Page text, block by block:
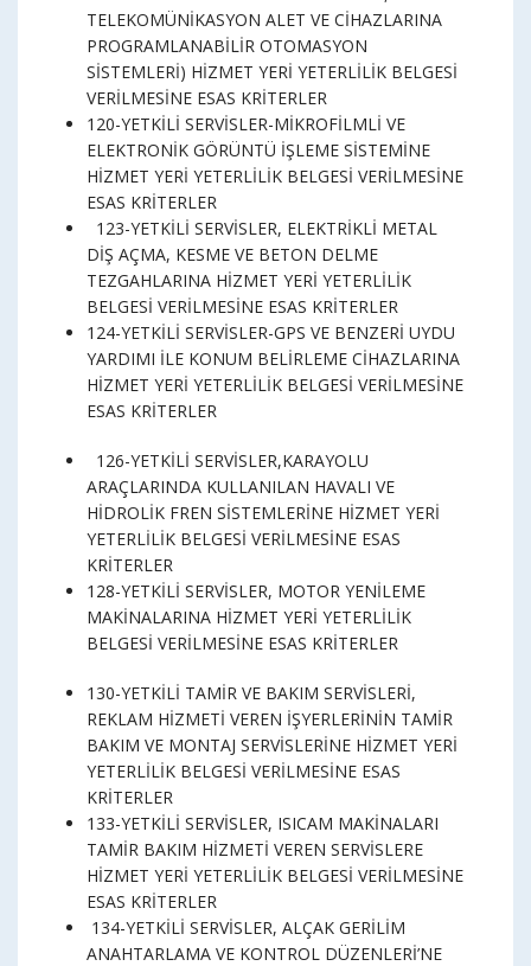
TELEKOMÜNİKASYON ALET VE CİHAZLARINA
PROGRAMLANABİLİR OTOMASYON
SİSTEMLERİ) HİZMET YERİ YETERLİLİK BELGESİ
VERİLMESİNE ESAS KRİTERLER
120-YETKİLİ SERVİSLER-MİKROFİLMLİ VE
ELEKTRONİK GÖRÜNTÜ İŞLEME SİSTEMİNE
HİZMET YERİ YETERLİLİK BELGESİ VERİLMESİNE
ESAS KRİTERLER
123-YETKİLİ SERVİSLER, ELEKTRİKLİ METAL
DİŞ AÇMA, KESME VE BETON DELME
TEZGAHLARINA HİZMET YERİ YETERLİLİK
BELGESİ VERİLMESİNE ESAS KRİTERLER
124-YETKİLİ SERVİSLER-GPS VE BENZERİ UYDU
YARDIMI İLE KONUM BELİRLEME CİHAZLARINA
HİZMET YERİ YETERLİLİK BELGESİ VERİLMESİNE
ESAS KRİTERLER
126-YETKİLİ SERVİSLER,KARAYOLU
ARAÇLARINDA KULLANILAN HAVALI VE
HİDROLİK FREN SİSTEMLERİNE HİZMET YERİ
YETERLİLİK BELGESİ VERİLMESİNE ESAS
KRİTERLER
128-YETKİLİ SERVİSLER, MOTOR YENİLEME
MAKİNALARINA HİZMET YERİ YETERLİLİK
BELGESİ VERİLMESİNE ESAS KRİTERLER
130-YETKİLİ TAMİR VE BAKIM SERVİSLERİ,
REKLAM HİZMETİ VEREN İŞYERLERİNİN TAMİR
BAKIM VE MONTAJ SERVİSLERİNE HİZMET YERİ
YETERLİLİK BELGESİ VERİLMESİNE ESAS
KRİTERLER
133-YETKİLİ SERVİSLER, ISICAM MAKİNALARI
TAMİR BAKIM HİZMETİ VEREN SERVİSLERE
HİZMET YERİ YETERLİLİK BELGESİ VERİLMESİNE
ESAS KRİTERLER
134-YETKİLİ SERVİSLER, ALÇAK GERİLİM
ANAHTARLAMA VE KONTROL DÜZENLERİ’NE